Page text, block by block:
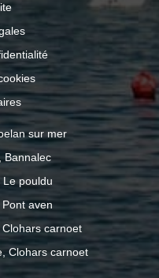
sur mer
Bannalec
pouldu
aven
carnoet
Clohars carnoet